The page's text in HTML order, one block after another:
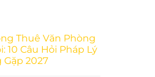
Thuê Văn Phòng
10 Câu Hỏi Pháp Lý
2027